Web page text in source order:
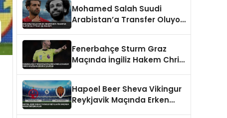
Mohamed Salah Suudi
Arabistan’a Transfer Oluyor
Fenerbahçe Sturm Graz
Maçında İngiliz Hakem Chris
Hapoel Beer Sheva Vikingur
Reykjavik Maçında Erken